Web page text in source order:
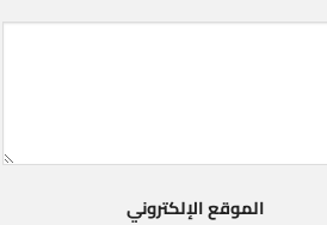
الموقع الإلكتروني